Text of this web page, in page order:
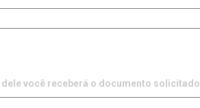
você receberá o documento solicitado